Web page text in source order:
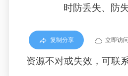
时防丢失、防
复制分享 立即访问
资源不对或失效，可联